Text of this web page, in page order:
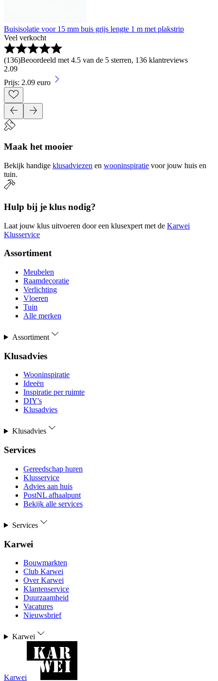
Buisisolatie voor 15 mm buis grijs lengte 1 m met plakstrip
Veel verkocht
(136)Beoordeeld met 4.5 van de 5 sterren, 136 klantreviews
2.09
Prijs: 2.09 euro
Maak het mooier
Bekijk handige klusadviezen en wooninspiratie voor jouw huis en
tuin.
Hulp bij je klus nodig?
Laat jouw klus uitvoeren door een klusexpert met de Karwei
Klusservice
Assortiment
Meubelen
Raamdecoratie
Verlichting
Vloeren
Tuin
Alle merken
Assortiment
Klusadvies
Wooninspiratie
Ideeën
Inspiratie per ruimte
DIY's
Klusadvies
Klusadvies
Services
Gereedschap huren
Klusservice
Advies aan huis
PostNL afhaalpunt
Bekijk alle services
Services
Karwei
Bouwmarkten
Club Karwei
Over Karwei
Klantenservice
Duurzaamheid
Vacatures
Nieuwsbrief
Karwei
Karwei